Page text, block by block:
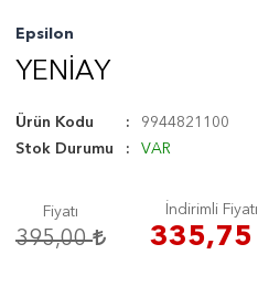
Epsilon
YENIAY
Ürün Kodu
9944821100
Stok Durumu
VAR
Fiyatı
395,00
İndirimli Fiyatı
335,75